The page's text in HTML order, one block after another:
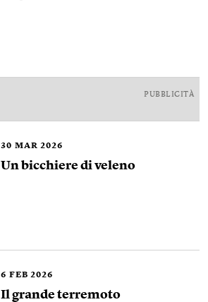
PUBBLICITÀ
30 MAR 2026
Un bicchiere di veleno
6 FEB 2026
Il grande terremoto